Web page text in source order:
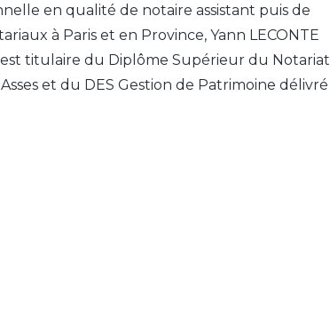
en qualité de notaire assistant puis de
à Paris et en Province, Yann LECONTE
titulaire du Diplôme Supérieur du Notariat
et du DES Gestion de Patrimoine délivré